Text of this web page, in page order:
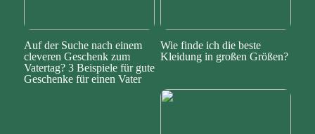
Auf der Suche nach einem
cleveren Geschenk zum
Vatertag? 3 Beispiele für gute
Geschenke für einen Vater
Wie finde ich die beste
Kleidung in großen Größen?